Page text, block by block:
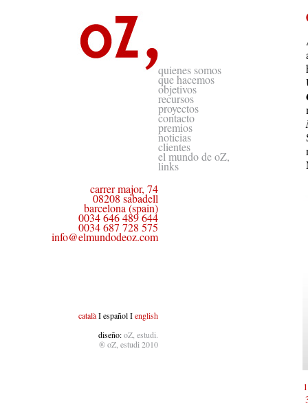
carrer major, 74
08208 sabadell
barcelona (spain)
0034 646 489 644
0034 687 728 575
info@elmundodeoz.com
catalàI español Ienglish
diseño:oZ, estudi.
® oZ, estudi 2010
quienes somos
que hacemos
objetivos
recursos
proyectos
contacto
premios
noticias
clientes
el mundo de oZ,
links
1